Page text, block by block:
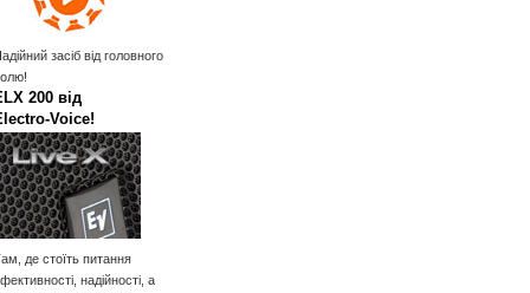
засіб від головного
200 від
де стоїть питання
надійності, а